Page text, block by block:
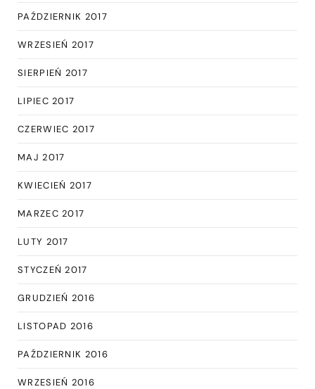
PAŹDZIERNIK 2017
WRZESIEŃ 2017
SIERPIEŃ 2017
LIPIEC 2017
CZERWIEC 2017
MAJ 2017
KWIECIEŃ 2017
MARZEC 2017
LUTY 2017
STYCZEŃ 2017
GRUDZIEŃ 2016
LISTOPAD 2016
PAŹDZIERNIK 2016
WRZESIEŃ 2016